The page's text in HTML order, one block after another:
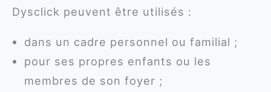
Dysclick peuvent être utilisés :
dans un cadre personnel ou familial ;
pour ses propres enfants ou les
membres de son foyer ;